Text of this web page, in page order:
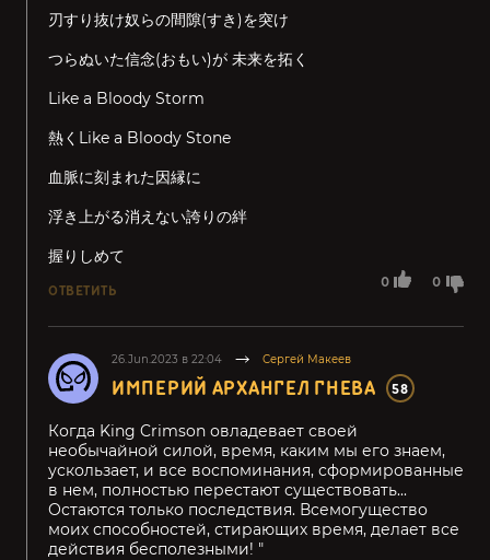
0 0
刃すり抜け奴らの間隙(すき)を突け
つらぬいた信念(おもい)が 未来を拓く
Like a Bloody Storm
熱くLike a Bloody Stone
血脈に刻まれた因縁に
浮き上がる消えない誇りの絆
握りしめて
ОТВЕТИТЬ
26.Jun.2023 в 22:04 Сергей Макеев
ИМПЕРИЙ АРХАНГЕЛ ГНЕВА 58
Когда King Crimson овладевает своей
необычайной силой, время, каким мы его знаем,
ускользает, и все воспоминания, сформированные
в нем, полностью перестают существовать...
Остаются только последствия. Всемогущество
моих способностей, стирающих время, делает все
действия бесполезными! "